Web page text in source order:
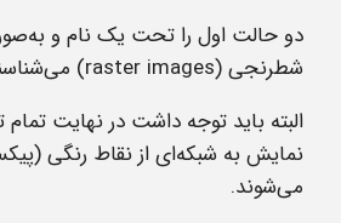
دو حالت اول را تحت یک نام و
شطرنجی(raster images)
البته باید توجه داشت ‌در‌ نهایت تمام
نمایش به شبکه‌ای از نقاط رنگی
می‌شوند.